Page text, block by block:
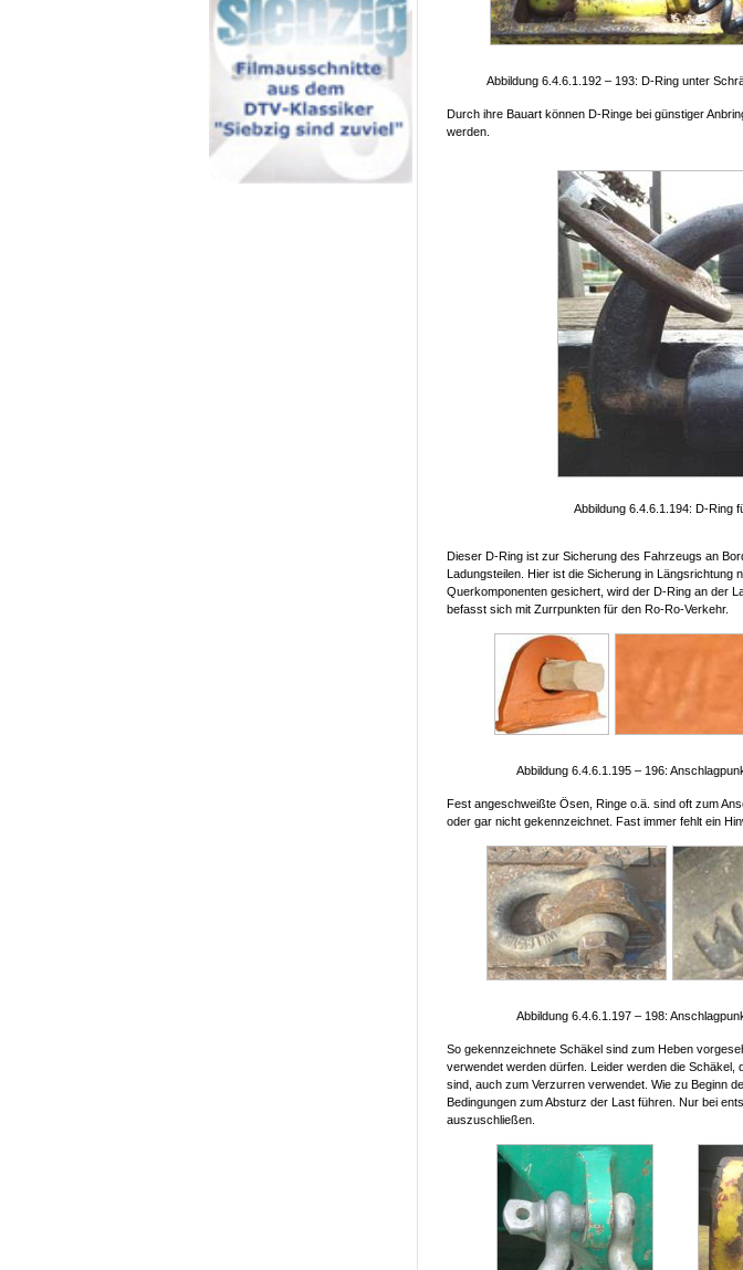
Abbildung 6.4.6.1.192 – 193: D-Ring unter
Durch ihre Bauart können D-Ringe bei günstiger
werden.
Abbildung 6.4.6.1.194: D-Ring
Dieser D-Ring ist zur Sicherung des Fahrzeugs an
Ladungsteilen. Hier ist die Sicherung in Längsrichtung
Querkomponenten gesichert, wird der D-Ring an der
befasst sich mit Zurrpunkten für den Ro-Ro-Verkehr.
Abbildung 6.4.6.1.195 – 196:
Fest angeschweißte Ösen, Ringe o.ä. sind oft zum
oder gar nicht gekennzeichnet. Fast immer fehlt ein
Abbildung 6.4.6.1.197 – 198:
So gekennzeichnete Schäkel sind zum Heben
verwendet werden dürfen. Leider werden die
sind, auch zum Verzurren verwendet. Wie zu Beginn
Bedingungen zum Absturz der Last führen. Nur bei
auszuschließen.